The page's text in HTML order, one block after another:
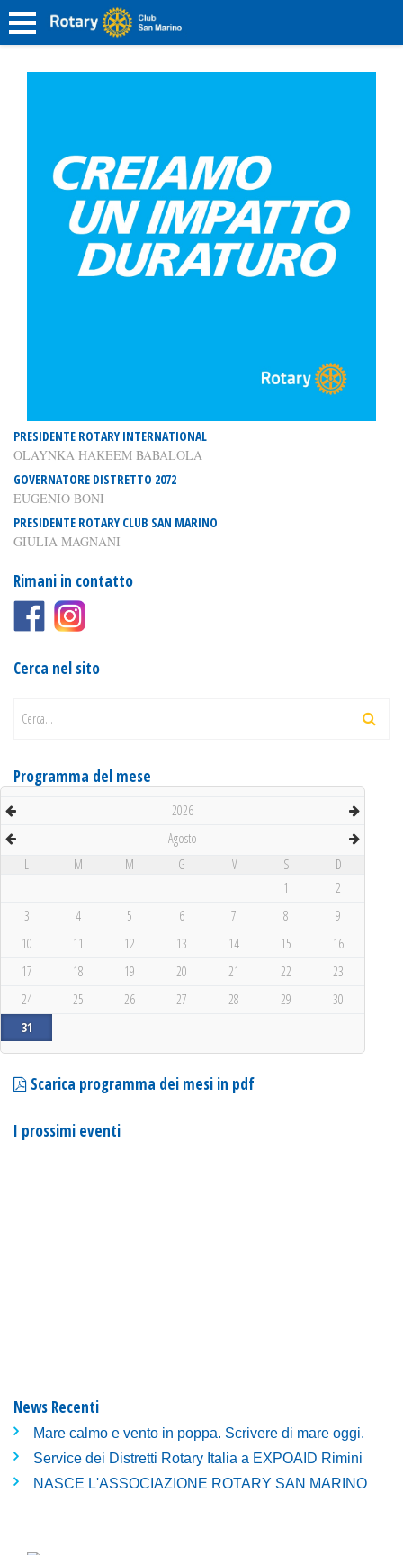
PRESIDENTE ROTARY INTERNATIONAL
OLAYNKA HAKEEM BABALOLA
GOVERNATORE DISTRETTO 2072
EUGENIO BONI
PRESIDENTE ROTARY CLUB SAN MARINO
GIULIA MAGNANI
Rimani in contatto
Cerca nel sito
Cerca...
Programma del mese
2026
Agosto
L
M M G V S
D
1
2
3
4 5 6 7 8
9
10
11 12 13 14 15
16
17
18 19 20 21 22
23
24
25 26 27 28 29
30
31
Scarica programma dei mesi in pdf
I prossimi eventi
News Recenti
Mare calmo e vento in poppa. Scrivere di mare oggi.
Service dei Distretti Rotary Italia a EXPOAID Rimini
NASCE L'ASSOCIAZIONE ROTARY SAN MARINO